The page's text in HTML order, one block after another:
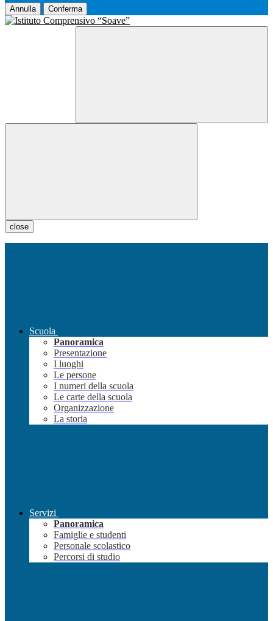
Annulla Conferma
close
Scuola
Panoramica
Presentazione
I luoghi
Le persone
I numeri della scuola
Le carte della scuola
Organizzazione
La storia
Servizi
Panoramica
Famiglie e studenti
Personale scolastico
Percorsi di studio